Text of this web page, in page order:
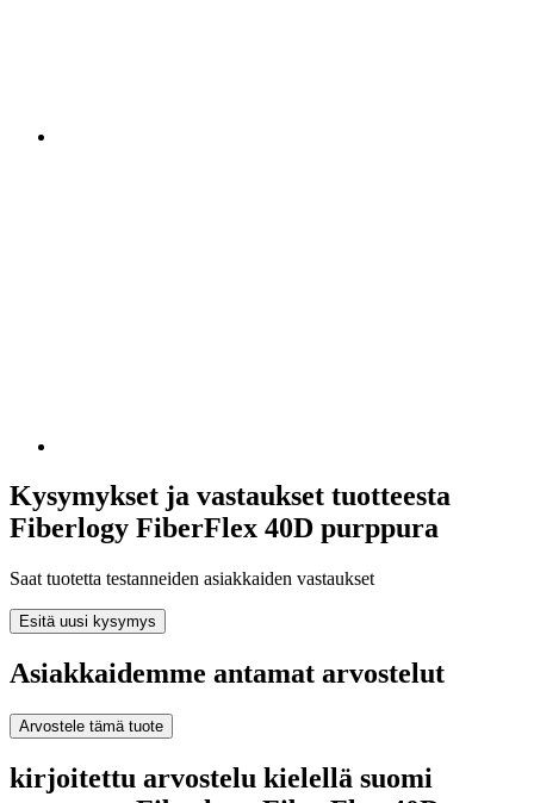
Kysymykset ja vastaukset tuotteesta
Fiberlogy FiberFlex 40D purppura
Saat tuotetta testanneiden asiakkaiden vastaukset
Esitä uusi kysymys
Asiakkaidemme antamat arvostelut
Arvostele tämä tuote
kirjoitettu arvostelu kielellä suomi